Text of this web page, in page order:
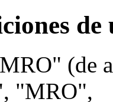
de
(de
"MRO",